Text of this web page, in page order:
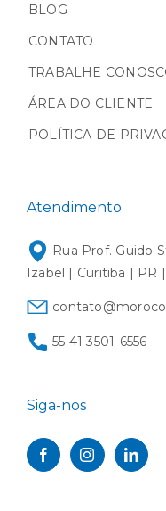
BLOG
CONTATO
TRABALHE
ÁREA DO CLIENTE
POLÍTICA DE
Atendimento
Rua Prof. Guido
Izabel | Curitiba | PR
55 41 3501-6556
Siga-nos